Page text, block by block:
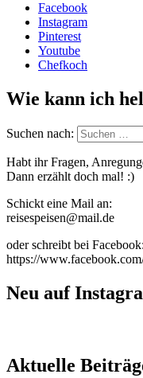
Facebook
Instagram
Pinterest
Youtube
Chefkoch
Wie kann ich
Suchen nach:
Habt ihr Fragen,
Dann erzählt doch mal! :)
Schickt eine Mail an:
reisespeisen@mail.de
oder schreibt bei Facebook:
https://
Neu auf
Aktuelle